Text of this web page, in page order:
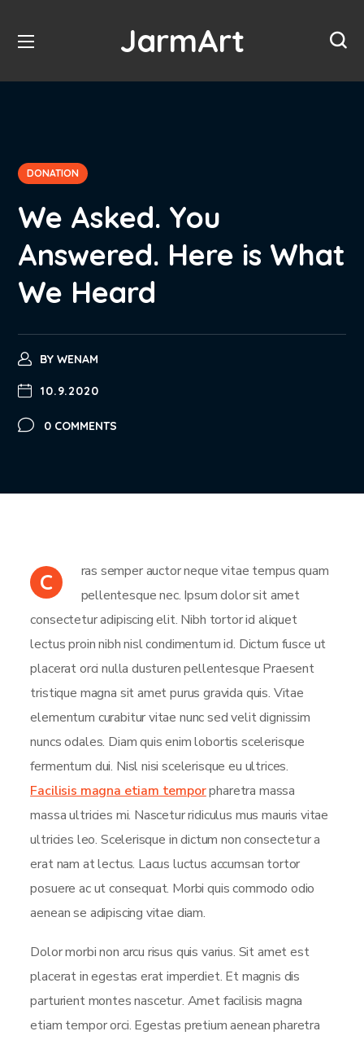
JarmArt
DONATION
We Asked. You
Answered. Here is What
We Heard
BY WENAM
10.9.2020
0 COMMENTS
C
ras semper auctor neque vitae tempus quam
pellentesque nec. Ipsum dolor sit amet
consectetur adipiscing elit. Nibh tortor id aliquet
lectus proin nibh nisl condimentum id. Dictum fusce ut
placerat orci nulla dusturen pellentesque Praesent
tristique magna sit amet purus gravida quis. Vitae
elementum curabitur vitae nunc sed velit dignissim
nuncs odales. Diam quis enim lobortis scelerisque
fermentum dui. Nisl nisi scelerisque eu ultrices.
Facilisis magna etiam temporpharetra massa
massa ultricies mi. Nascetur ridiculus mus mauris vitae
ultricies leo. Scelerisque in dictum non consectetur a
erat nam at lectus. Lacus luctus accumsan tortor
posuere ac ut consequat. Morbi quis commodo odio
aenean se adipiscing vitae diam.
Dolor morbi non arcu risus quis varius. Sit amet est
placerat in egestas erat imperdiet. Et magnis dis
parturient montes nascetur. Amet facilisis magna
etiam tempor orci. Egestas pretium aenean pharetra